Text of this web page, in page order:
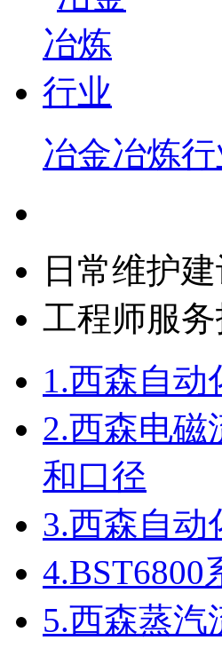
冶金冶炼
日常维护
工程师服
1.西森自动
2.西森电磁
和口径
3.西森自动
4.BST6800
5.西森蒸汽